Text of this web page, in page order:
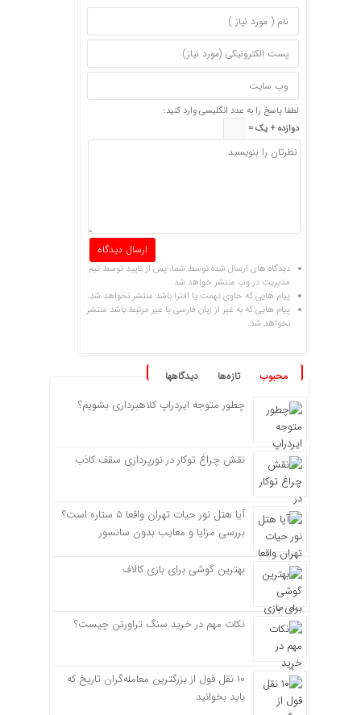
لطفا پاسخ را به عدد انگلیسی وارد کنید:
دوازده + یک =
دیدگاه های ارسال شده توسط شما، پس از تایید توسط تیم
مدیریت در وب منتشر خواهد شد.
پیام هایی که حاوی تهمت یا افترا باشد منتشر نخواهد شد.
پیام هایی که به غیر از زبان فارسی یا غیر مرتبط باشد منتشر
نخواهد شد.
محبوب تازه‌ها دیدگاهها
چطور متوجه ایردراپ کلاهبرداری بشویم؟
نقش چراغ توکار در نورپردازی سقف کاذب
آیا هتل نور حیات تهران واقعا ۵ ستاره است؟
بررسی مزایا و معایب بدون سانسور
بهترین گوشی برای بازی کالاف
نکات مهم در خرید سنگ تراورتن چیست؟
۱۰ نقل قول از بزرگترین معامله‌گران تاریخ که
باید بخوانید